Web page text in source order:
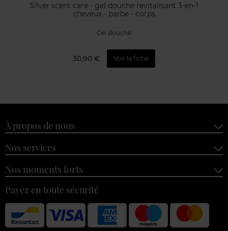
Silver scent care - gel douche revitalisant 3-en-1
cheveux - barbe - corps
Gel douche
30,90 € Voir la fiche
À propos de nous
Nos services
Nos moments forts
Payez en toute sécurité